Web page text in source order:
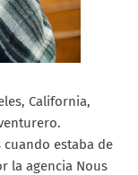
California,
estaba de
la agencia Nous